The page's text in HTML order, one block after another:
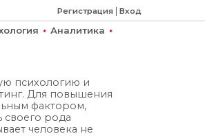
Регистрация Вход
• Аналитика •
психологию и
Для повышения
фактором,
своего рода
человека не